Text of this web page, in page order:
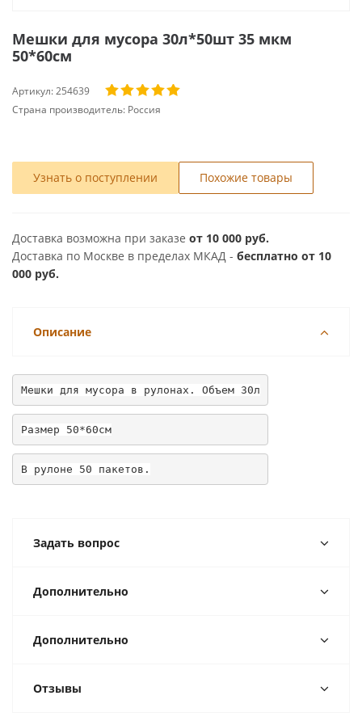
Мешки для мусора 30л*50шт 35 мкм
50*60см
Артикул:254639
Страна производитель: Россия
Узнать о поступлении Похожие товары
Доставка возможна при заказе от 10 000 руб.
Доставка по Москве в пределах МКАД - бесплатно от 10
000 руб.
Описание
Мешки для мусора в рулонах. Объем 30л
Размер 50*60см
В рулоне 50 пакетов.
Задать вопрос
Дополнительно
Дополнительно
Отзывы